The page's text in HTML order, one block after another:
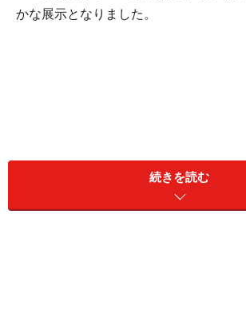
かな展示となりました。
続きを読む